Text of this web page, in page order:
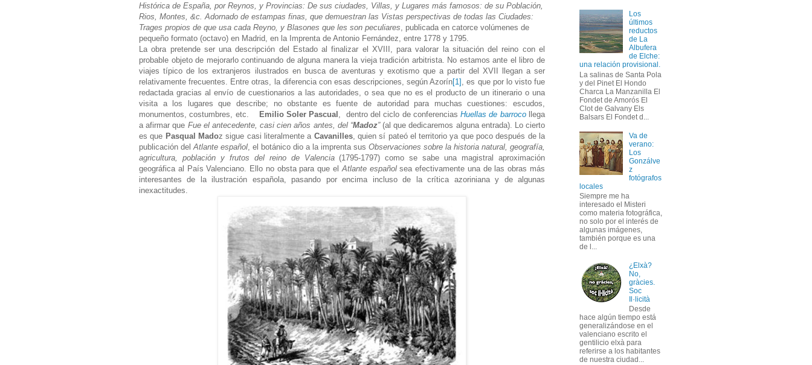
Histórica de España, por Reynos, y Provincias: De sus ciudades, Villas, y Lugares más famosos: de su Población,
Rios, Montes, &c. Adornado de estampas finas, que demuestran las Vistas perspectivas de todas las Ciudades:
Trages propios de que usa cada Reyno, y Blasones que les son peculiares , publicada en catorce volúmenes de
pequeño formato (octavo) en Madrid, en la Imprenta de Antonio Fernández, entre 1778 y 1795.
La obra pretende ser una descripción del Estado al finalizar el XVIII, para valorar la situación del reino con el
probable objeto de mejorarlo continuando de alguna manera la vieja tradición arbitrista. No estamos ante el libro de
viajes típico de los extranjeros ilustrados en busca de aventuras y exotismo que a partir del XVII llegan a ser
relativamente frecuentes. Entre otras, la diferencia con esas descripciones, según Azorín[1] , es que por lo visto fue
redactada gracias al envío de cuestionarios a las autoridades, o sea que no es el producto de un itinerario o una
visita a los lugares que describe; no obstante es fuente de autoridad para muchas cuestiones: escudos,
monumentos, costumbres, etc. Emilio Soler Pascual , dentro del ciclo de conferenciasHuellas de barroco llega
a afirmar que Fue el antecedente, casi cien años antes, del “Madoz” (al que dedicaremos alguna entrada). Lo cierto
es que Pasqual Madozsigue casi literalmente a Cavanilles, quien sí pateó el territorio ya que poco después de la
publicación del Atlante español , el botánico dio a la imprenta sus Observaciones sobre la historia natural, geografía,
agricultura, población y frutos del reino de Valencia (1795-1797) como se sabe una magistral aproximación
geográfica al País Valenciano. Ello no obsta para que el Atlante españolsea efectivamente una de las obras más
interesantes de la ilustración española, pasando por encima incluso de la crítica azoriniana y de algunas
inexactitudes.
Los
últimos
reductos
de La
Albufera
de Elche:
una relación provisional.
La salinas de Santa Pola
y del Pinet El Hondo
Charca La Manzanilla El
Fondet de Amorós El
Clot de Galvany Els
Balsars El Fondet d...
Va de
verano:
Los
Gonzálve
z
fotógrafos
locales
Siempre me ha
interesado el Misteri
como materia fotográfica,
no solo por el interés de
algunas imágenes,
también porque es una
de l...
¿Elxà?
No,
gràcies.
Soc
Il·licità
Desde
hace algún tiempo está
generalizándose en el
valenciano escrito el
gentilicio elxà para
referirse a los habitantes
de nuestra ciudad...